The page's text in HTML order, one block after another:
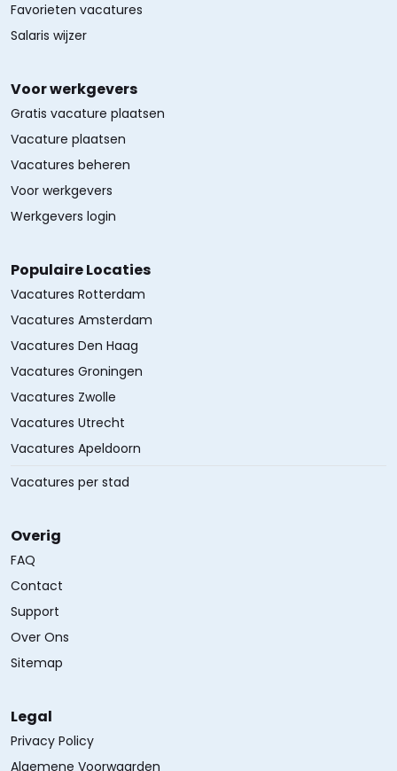
Favorieten vacatures
Salaris wijzer
Voor werkgevers
Gratis vacature plaatsen
Vacature plaatsen
Vacatures beheren
Voor werkgevers
Werkgevers login
Populaire Locaties
Vacatures Rotterdam
Vacatures Amsterdam
Vacatures Den Haag
Vacatures Groningen
Vacatures Zwolle
Vacatures Utrecht
Vacatures Apeldoorn
Vacatures per stad
Overig
FAQ
Contact
Support
Over Ons
Sitemap
Legal
Privacy Policy
Algemene Voorwaarden